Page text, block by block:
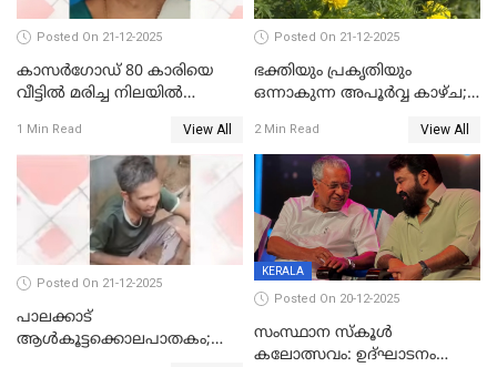
Posted On 21-12-2025
കാസർഗോഡ് 80 കാരിയെ
വീട്ടിൽ മരിച്ച നിലയിൽ
1 Min Read View All
Posted On 21-12-2025
ഭക്തിയും പ്രകൃതിയും
ഒന്നാകുന്ന അപൂര്‍വ്വ കാഴ്ച;
കാഴ്ചാനുഭവമൊരുക്കി
ശബരീ നന്ദനം
2 Min Read View All
Posted On 21-12-2025
പാലക്കാട്‌
ആൾകൂട്ടക്കൊലപാതകം;
KERALA
Posted On 20-12-2025
സംസ്ഥാന സ്കൂൾ
കലോത്സവം: ഉദ്ഘാടനം